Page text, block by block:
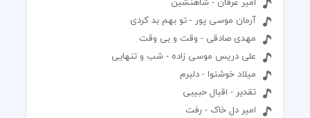
آرمان موسی پور - تو بهم بد کردی
مهدی صادقی - وقت و بی وقت
علی دریس موسی زاده - شب و تنهایی
میلاد خوشنوا - دلبرم
تقدیر - اقبال حبیبی
امیر دل خاک - رفت